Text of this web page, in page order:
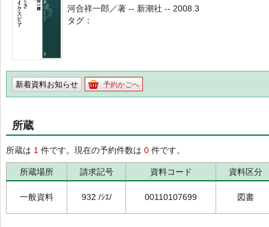
河合祥一郎／著 -- 新潮社 -- 2008.3
タグ
新着資料お知らせ 予約かごへ
所蔵
所蔵は 1 件です。現在の予約件数は 0 件です。
所蔵場所 請求記号 資料コード 資料区分
一般資料 932 /ｼｴ/ 00110107699 図書